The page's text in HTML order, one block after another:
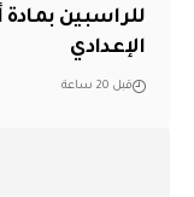
للراسبين
الإعدادي
قبل 20 ساعة